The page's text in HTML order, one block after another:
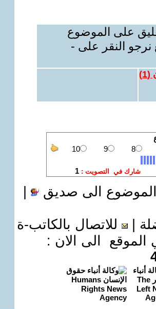
على الموضوع
نرجو النقر على -
(
1
)
الى صديق
للاتصال بالكاتب-ة
الى الان :